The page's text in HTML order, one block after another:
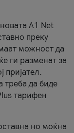
А1 Net
преку
можност да
ги разменат за
пријател.
треба да биде
тарифен
но моќна